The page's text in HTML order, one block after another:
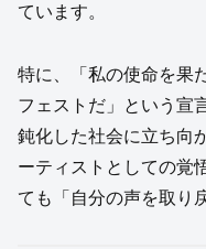
ています。
特に、「私の使命を果
フェストだ」という宣
鈍化した社会に立ち向
ーティストとしての覚
ても「自分の声を取り